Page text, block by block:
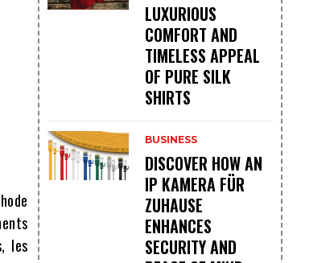
les
LUXURIOUS
COMFORT AND
TIMELESS APPEAL
OF PURE SILK
SHIRTS
BUSINESS
DISCOVER HOW AN
IP KAMERA FÜR
ZUHAUSE
ENHANCES
SECURITY AND